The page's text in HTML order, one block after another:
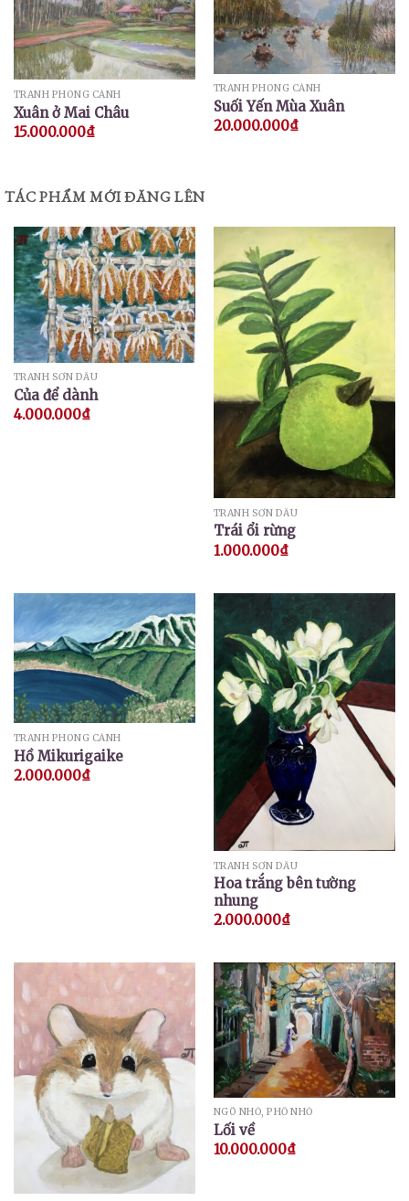
TRANH PHONG CẢNH
Xuân ở Mai Châu
15.000.000₫
TRANH PHONG CẢNH
Suối Yến Mùa Xuân
20.000.000₫
TÁC PHẨM MỚI ĐĂNG LÊN
TRANH SƠN DẦU
Của để dành
4.000.000₫
TRANH SƠN DẦU
Trái ổi rừng
1.000.000₫
TRANH PHONG CẢNH
Hồ Mikurigaike
2.000.000₫
TRANH SƠN DẦU
Hoa trắng bên tường
nhung
2.000.000₫
NGÕ NHỎ, PHỐ NHỎ
Lối về
10.000.000₫